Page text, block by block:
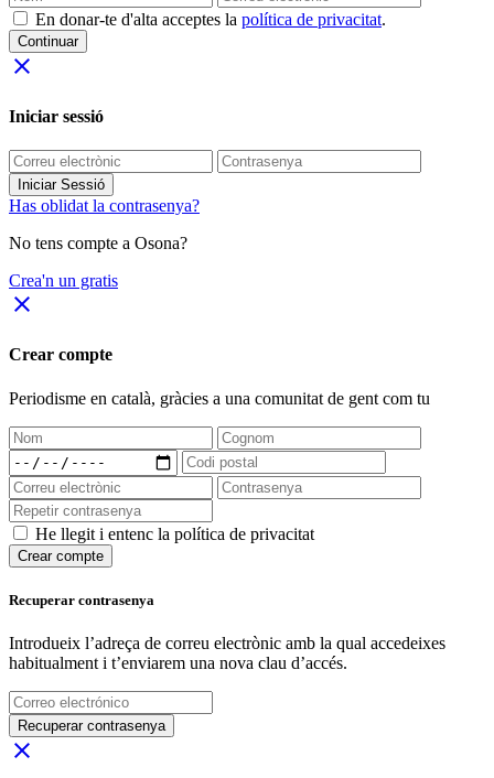
En donar-te d'alta acceptes la política de privacitat.
Continuar
close
Iniciar sessió
Iniciar Sessió
Has oblidat la contrasenya?
No tens compte a Osona?
Crea'n un gratis
close
Crear compte
Periodisme en català, gràcies a una comunitat de gent com tu
He llegit i entenc la política de privacitat
Crear compte
Recuperar contrasenya
Introdueix l’adreça de correu electrònic amb la qual accedeixes
habitualment i t’enviarem una nova clau d’accés.
Recuperar contrasenya
close